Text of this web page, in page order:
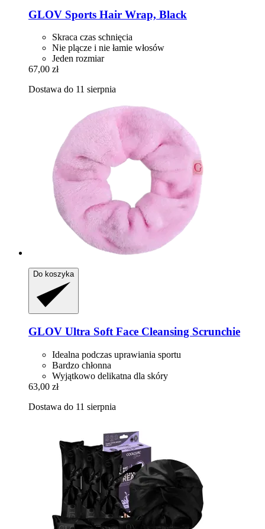
GLOV Sports Hair Wrap, Black
Skraca czas schnięcia
Nie plącze i nie łamie włosów
Jeden rozmiar
67,00 zł
Dostawa do 11 sierpnia
Do koszyka
GLOV Ultra Soft Face Cleansing Scrunchie
Idealna podczas uprawiania sportu
Bardzo chłonna
Wyjątkowo delikatna dla skóry
63,00 zł
Dostawa do 11 sierpnia